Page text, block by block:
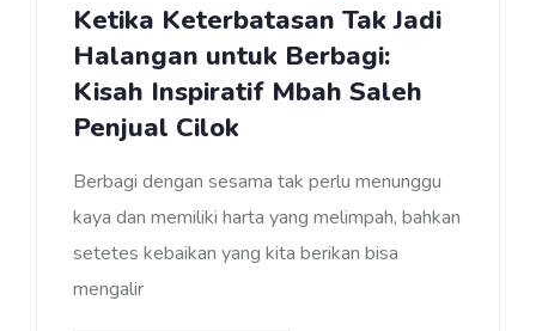
Ketika Keterbatasan Tak Jadi
Halangan untuk Berbagi:
Kisah Inspiratif Mbah Saleh
Penjual Cilok
Berbagi dengan sesama tak perlu menunggu
kaya dan memiliki harta yang melimpah, bahkan
setetes kebaikan yang kita berikan bisa
mengalir